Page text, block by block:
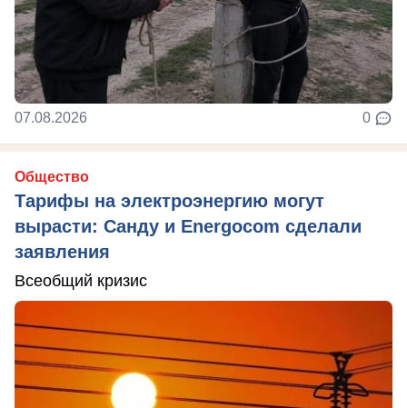
07.08.2026 0
Общество
Тарифы на электроэнергию могут
вырасти: Санду и Energocom сделали
заявления
Всеобщий кризис